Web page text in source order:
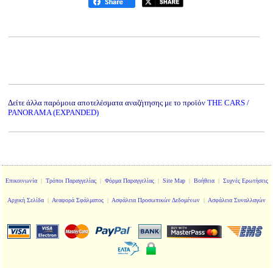
Δείτε άλλα παρόμοια αποτελέσματα αναζήτησης με το προϊόν THE CARS /
PANORAMA (EXPANDED)
Επικοινωνία| Τρόποι Παραγγελίας| Φόρμα Παραγγελίας| Site Map| Βοήθεια| Συχνές Ερωτήσεις
Αρχική Σελίδα | Αναφορά Σφάλματος | Ασφάλεια Προσωπικών Δεδομένων | Ασφάλεια Συναλλαγών